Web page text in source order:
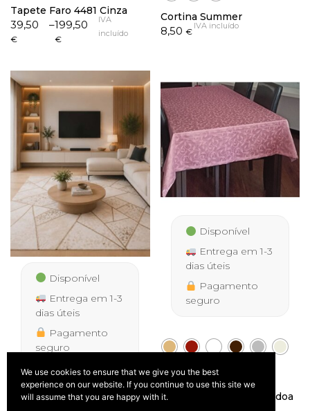
Tapete Faro 4481 Cinza
39,50
€
–199,50
€
Price
range:
199,50 €
IVA
incluído
Cortina Summer
8,50 €
IVA incluído
Disponível
Entrega em 1-3
dias úteis
Pagamento
seguro
Tapete Faro 9119 Bege
39,50 199,50
Price
IVA
Disponível
Entrega em 1-3
dias úteis
Pagamento
seguro
Toalha de Mesa Antinódoa
We use cookies to ensure that we give you the best
experience on our website. If you continue to use this site we
will assume that you are happy with it.